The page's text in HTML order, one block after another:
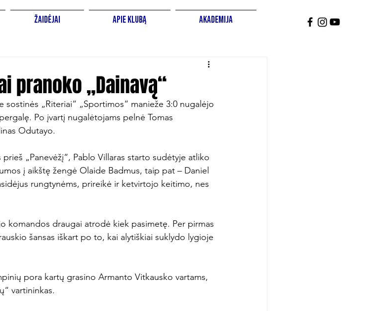
Žaidėjai Apie Klubą Akademija
pranoko „Dainavą“
„Riteriai“ „Sportimos“ manieže 3:0 nugalėjo
Po įvartį nugalėtojams pelnė Tomas
Odutayo.
„Panevėžį“, Pablo Villaras starto sudėtyje atliko
į aikštę žengė Olaide Badmus, taip pat – Daniel
rungtynėms, prireikė ir ketvirtojo keitimo, nes
komandos draugai atrodė kiek pasimetę. Per pirmas
šansas iškart po to, kai alytiškiai suklydo lygioje
pora kartų grasino Armanto Vitkausko vartams,
vartininkas.